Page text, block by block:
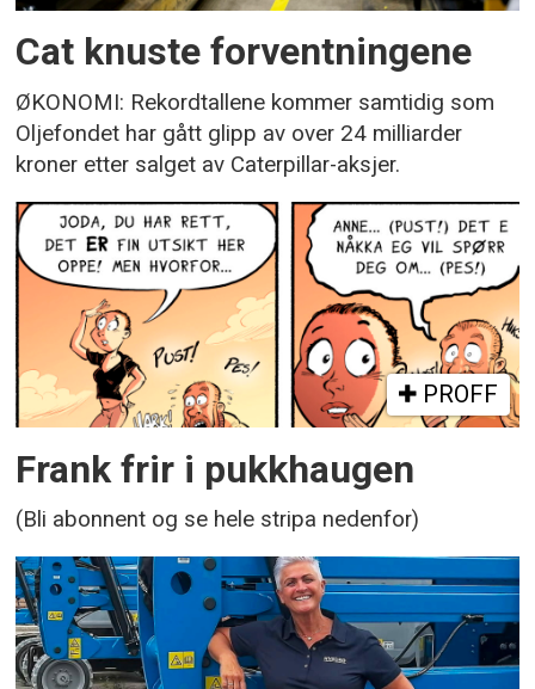
Cat knuste forventningene
ØKONOMI: Rekordtallene kommer samtidig som
Oljefondet har gått glipp av over 24 milliarder
kroner etter salget av Caterpillar-aksjer.
PROFF
Frank frir i pukkhaugen
(Bli abonnent og se hele stripa nedenfor)